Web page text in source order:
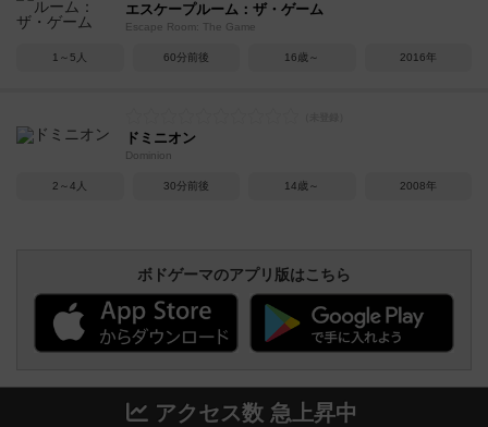
エスケープルーム：ザ・ゲーム
Escape Room: The Game
1～5人 60分前後 16歳～ 2016年
ドミニオン
Dominion
2～4人 30分前後 14歳～ 2008年
ボドゲーマのアプリ版はこちら
アクセス数 急上昇中